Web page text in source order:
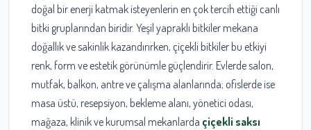
doğal bir enerji katmak isteyenlerin en çok tercih ettiği canlı
bitki gruplarından biridir. Yeşil yapraklı bitkiler mekana
doğallık ve sakinlik kazandırırken, çiçekli bitkiler bu etkiyi
renk, form ve estetik görünümle güçlendirir. Evlerde salon,
mutfak, balkon, antre ve çalışma alanlarında; ofislerde ise
masa üstü, resepsiyon, bekleme alanı, yönetici odası,
mağaza, klinik ve kurumsal mekanlarda çiçekli saksı